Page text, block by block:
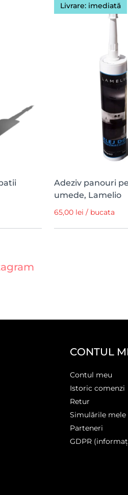
Livrare: imediată
Adeziv panouri
umede, Lamelio
65,00 lei / bucata
CONTUL
Contul meu
Istoric comenzi
Retur
Simulările mele
Parteneri
GDPR